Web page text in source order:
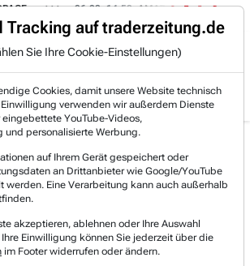
Trading-Room
06.08. 14:58 AMAZON (i) hat zwei Tage
&
Symbol: AYI]
Realtimekurs
+0,73 %
359,59 $
Tracking auf traderzeitung.de
Sie Ihre Cookie-Einstellungen)
Cookies, damit unsere Website technisch
verwenden wir außerdem Dienste
eingebettete YouTube-Videos,
und personalisierte Werbung.
auf Ihrem Gerät gespeichert oder
an Drittanbieter wie Google/YouTube
werden. Eine Verarbeitung kann auch außerhalb
akzeptieren, ablehnen oder Ihre Auswahl
Einwilligung können Sie jederzeit über die
im Footer widerrufen oder ändern.